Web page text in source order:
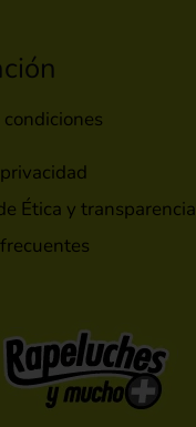
Ética y transparencia